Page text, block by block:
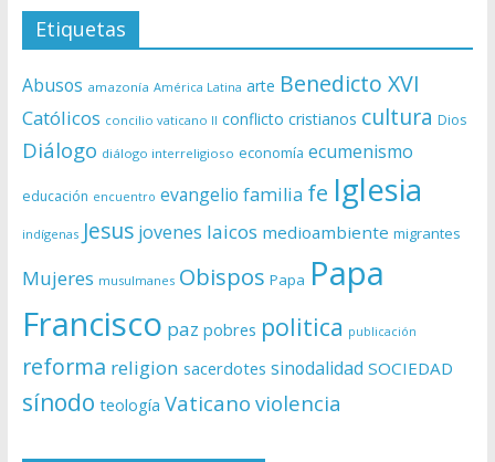
Etiquetas
Abusos amazonía América Latina arte Benedicto XVI
Católicos concilio vaticano II conflicto cristianos cultura Dios
Diálogo diálogo interreligioso economía ecumenismo
educación encuentro evangelio familia fe Iglesia
indígenas Jesus jovenes laicos medioambiente migrantes
Mujeres musulmanes Obispos Papa Papa
Francisco paz pobres politica publicación
reforma religion sacerdotes sinodalidad SOCIEDAD
sínodo teología Vaticano violencia